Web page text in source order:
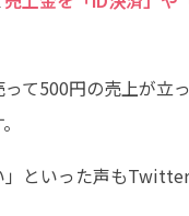
て500円の売上が
といった声もTwitter